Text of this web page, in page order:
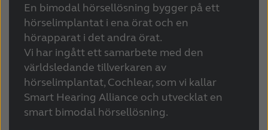
En bimodal hörsellösning bygger på ett
hörselimplantat i ena örat och en
hörapparat i det andra örat.
Vi har ingått ett samarbete med den
världsledande tillverkaren av
hörselimplantat, Cochlear, som vi kallar
Smart Hearing Alliance och utvecklat en
smart bimodal hörsellösning.